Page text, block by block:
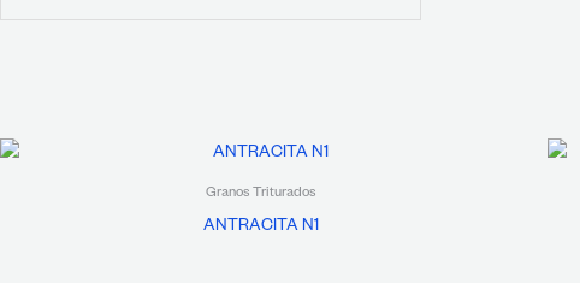
Granos Triturados
ANTRACITA N1